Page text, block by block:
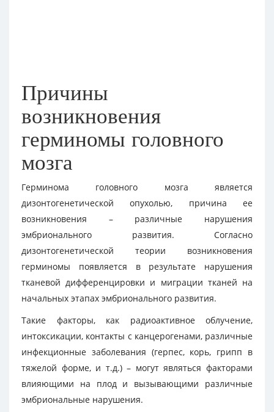
Причины
возникновения
герминомы головного
мозга
Герминома головного мозга является
дизонтогенетической опухолью, причина ее
возникновения – различные нарушения
эмбрионального развития. Согласно
дизонтогенетической теории возникновения
герминомы появляется в результате нарушения
тканевой дифференцировки и миграции тканей на
начальных этапах эмбрионального развития.
Такие факторы, как радиоактивное облучение,
интоксикации, контакты с канцерогенами, различные
инфекционные заболевания (герпес, корь, грипп в
тяжелой форме, и т.д.) – могут являться факторами
влияющими на плод и вызывающими различные
эмбриональные нарушения.